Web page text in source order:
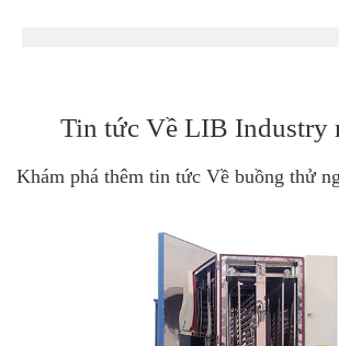
Tin tức Về LIB Industry
Khám phá thêm tin tức Về buồng thử